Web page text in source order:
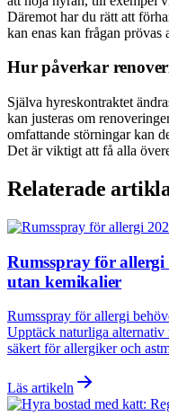
Däremot har du rätt att
kan enas kan frågan prövas
Hur påverkar
Själva hyreskontraktet
kan justeras om
omfattande störningar kan
Det är viktigt att få alla
Relaterade
Rumsspray för
utan kemikalier
Rumsspray för allergi
Upptäck naturliga
säkert för allergiker och
Läs artikeln